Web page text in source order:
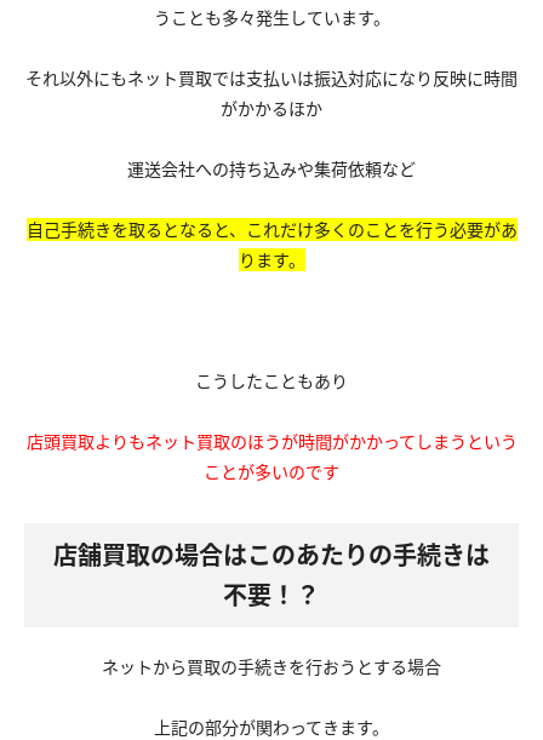
うことも多々発生しています。
それ以外にもネット買取では支払いは振込対応になり反映に時間
がかかるほか
運送会社への持ち込みや集荷依頼など
自己手続きを取るとなると、これだけ多くのことを行う必要があ
ります。
こうしたこともあり
店頭買取よりもネット買取のほうが時間がかかってしまうという
ことが多いのです
店舗買取の場合はこのあたりの手続きは
不要！？
ネットから買取の手続きを行おうとする場合
上記の部分が関わってきます。